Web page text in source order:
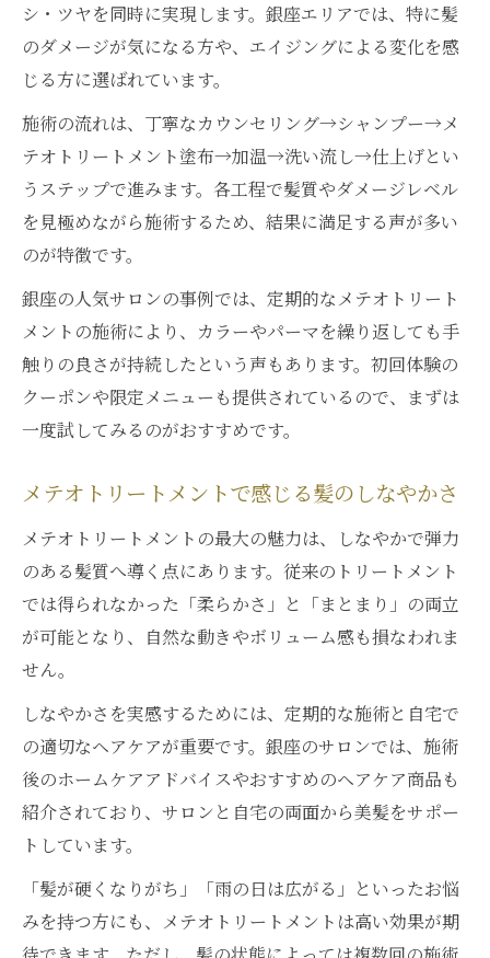
シ・ツヤを同時に実現します。銀座エリアでは、特に髪
のダメージが気になる方や、エイジングによる変化を感
じる方に選ばれています。
施術の流れは、丁寧なカウンセリング→シャンプー→メ
テオトリートメント塗布→加温→洗い流し→仕上げとい
うステップで進みます。各工程で髪質やダメージレベル
を見極めながら施術するため、結果に満足する声が多い
のが特徴です。
銀座の人気サロンの事例では、定期的なメテオトリート
メントの施術により、カラーやパーマを繰り返しても手
触りの良さが持続したという声もあります。初回体験の
クーポンや限定メニューも提供されているので、まずは
一度試してみるのがおすすめです。
メテオトリートメントで感じる髪のしなやかさ
メテオトリートメントの最大の魅力は、しなやかで弾力
のある髪質へ導く点にあります。従来のトリートメント
では得られなかった「柔らかさ」と「まとまり」の両立
が可能となり、自然な動きやボリューム感も損なわれま
せん。
しなやかさを実感するためには、定期的な施術と自宅で
の適切なヘアケアが重要です。銀座のサロンでは、施術
後のホームケアアドバイスやおすすめのヘアケア商品も
紹介されており、サロンと自宅の両面から美髪をサポー
トしています。
「髪が硬くなりがち」「雨の日は広がる」といったお悩
みを持つ方にも、メテオトリートメントは高い効果が期